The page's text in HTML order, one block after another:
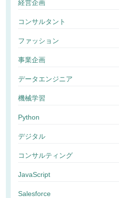
経営企画
コンサルタント
ファッション
事業企画
データエンジニア
機械学習
Python
デジタル
コンサルティング
JavaScript
Salesforce